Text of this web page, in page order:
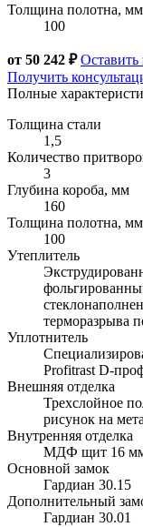
Толщина полотна, мм
100
от 50 242 ₽Оставить
Получить
Полные
Толщина стали
1,5
Количество
3
Глубина короба, мм
160
Толщина полотна, мм
100
Утеплитель
терморазрыва
Уплотнитель
Profitrast D-
Внешняя отделка
Трехслойное
рисунок на
Внутренняя отделка
МДФ щит 16 мм
Основной замок
Гардиан 30.15
Дополнительный
Гардиан 30.01